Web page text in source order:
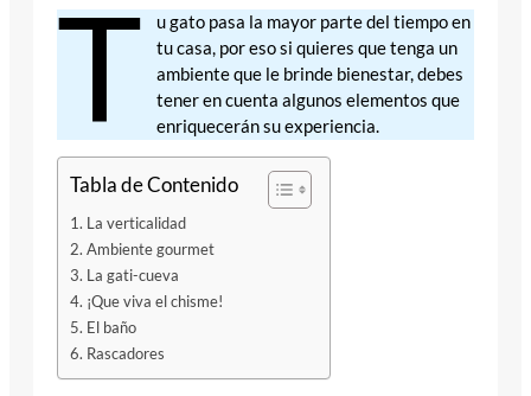
T
u gato pasa la mayor parte del tiempo en
tu casa, por eso si quieres que tenga un
ambiente que le brinde bienestar, debes
tener en cuenta algunos elementos que
enriquecerán su experiencia.
Tabla de Contenido
La verticalidad
Ambiente gourmet
La gati-cueva
¡Que viva el chisme!
El baño
Rascadores